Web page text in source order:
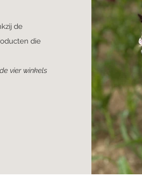
de
die
vier winkels